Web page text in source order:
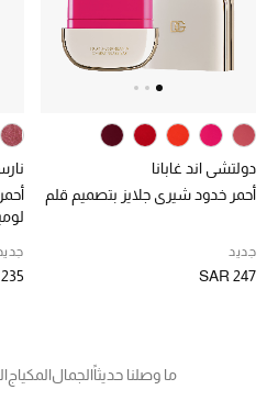
مستلزمات المنزل
جديد لدينا
دولتشي اند غابانا
أحمر خدود شيري جلايز بتصميم قلم
جديد
SAR 247
ما وصلنا حديثاًالجمالالمكياج